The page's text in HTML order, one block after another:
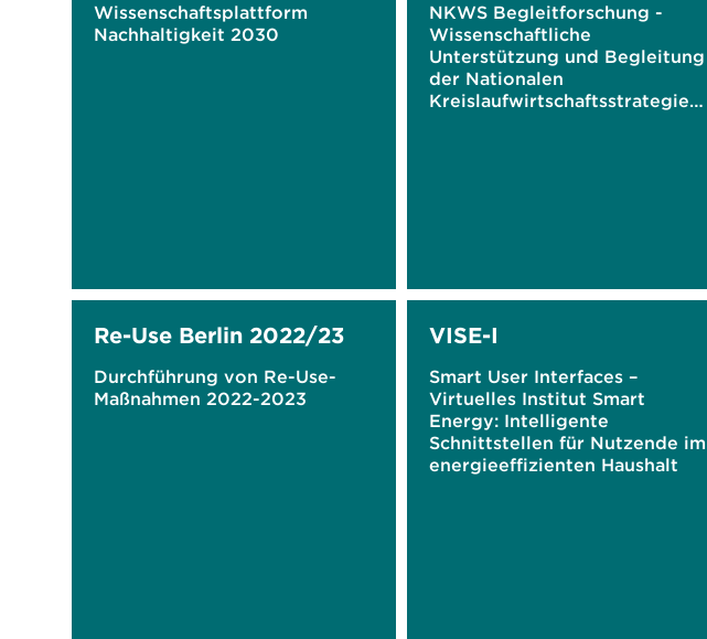
Wissenschaftsplattform
Nachhaltigkeit 2030
NKWS Begleitforschung -
Wissenschaftliche
Unterstützung und Begleitung
der Nationalen
Kreislaufwirtschaftsstrategie
Re-Use Berlin 2022/23
Durchführung von Re-Use-
Maßnahmen 2022-2023
VISE-I
Smart User Interfaces –
Virtuelles Institut Smart
Energy: Intelligente
Schnittstellen für Nutzende im
energieeffizienten Haushalt